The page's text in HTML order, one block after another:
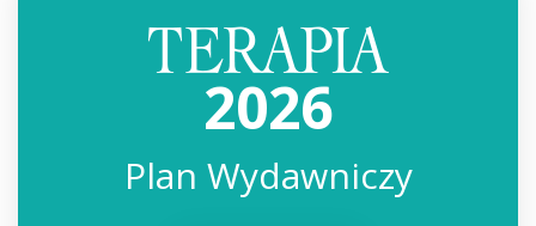
2026
Plan Wydawniczy